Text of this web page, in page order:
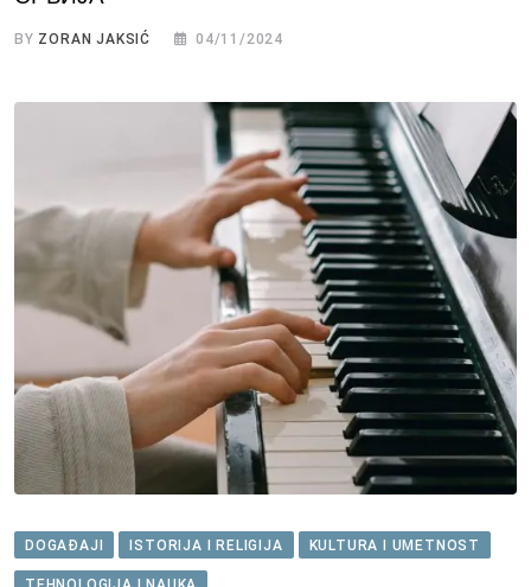
BY ZORAN JAKSIĆ 04/11/2024
DOGAĐAJI ISTORIJA I RELIGIJA KULTURA I UMETNOST